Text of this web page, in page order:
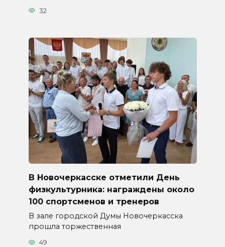
32
В Новочеркасске отметили День
физкультурника: награждены около
100 спортсменов и тренеров
В зале городской Думы Новочеркасска
прошла торжественная
49